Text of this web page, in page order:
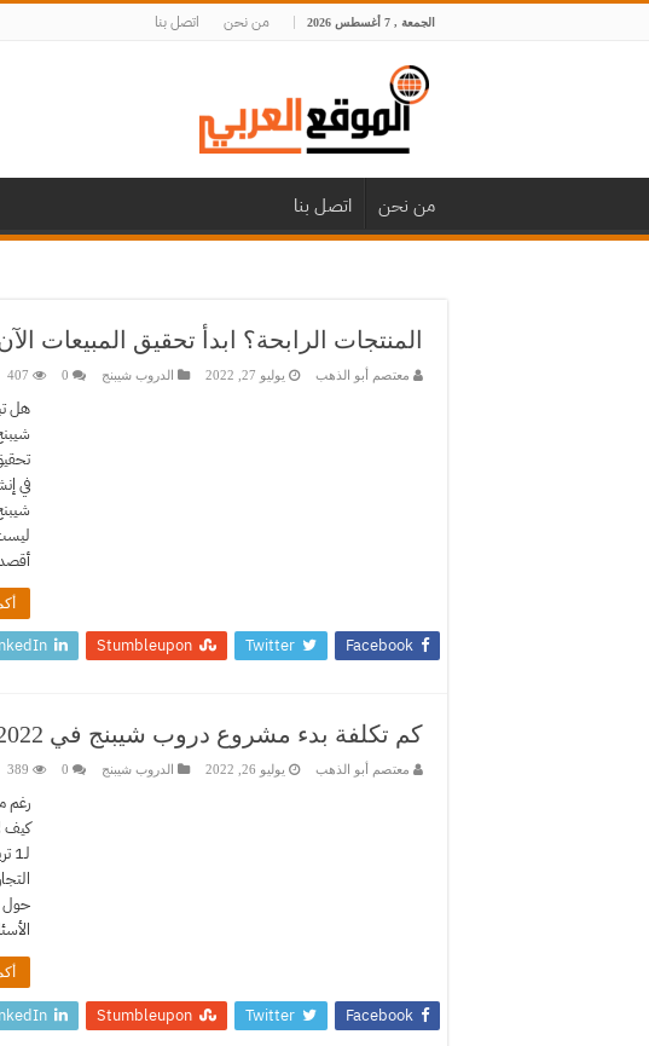
الجمعة , 7 أغسطس 2026 من نحن اتصل بنا
من نحن اتصل بنا
المنتجات الرابحة؟ ابدأ تحقيق المبيعات
معتصم أبو الذهب يوليو 27, 2022 الدروب شيبنج 0
407
هل
في
Facebook
Twitter
Stumbleupon
كم تكلفة بدء مشروع دروب شيبنج في 2022
معتصم أبو الذهب يوليو 26, 2022 الدروب شيبنج 0
389
رغم
كيف
Facebook
Twitter
Stumbleupon